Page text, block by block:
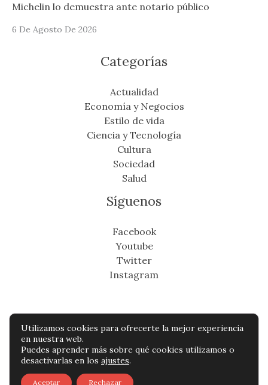
Michelin lo demuestra ante notario público
6 De Agosto De 2026
Categorías
Actualidad
Economía y Negocios
Estilo de vida
Ciencia y Tecnología
Cultura
Sociedad
Salud
Síguenos
Facebook
Youtube
Twitter
Instagram
Copyright © Todos os direitos reservados -
eldistritonoticias.com
Política de privacidad
Utilizamos cookies para ofrecerte la mejor experiencia
en nuestra web.
Puedes aprender más sobre qué cookies utilizamos o
desactivarlas en los ajustes.
Aceptar Rechazar